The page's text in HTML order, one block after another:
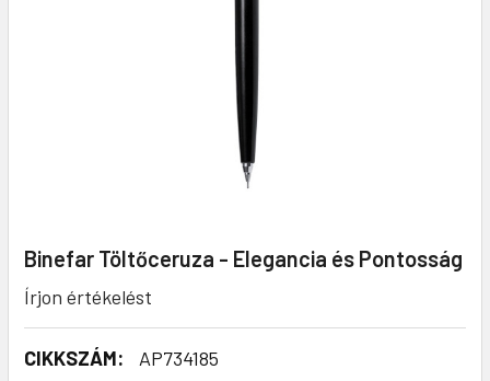
Binefar Töltőceruza - Elegancia és Pontosság
Írjon értékelést
CIKKSZÁM:
AP734185